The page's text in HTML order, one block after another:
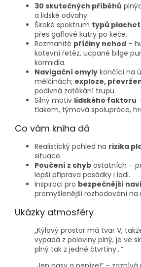
30 skutečných příběhů
a lidské odvahy.
Široké spektrum typů
přes gaflové kutry po keče.
Rozmanité příčiny nehod –
kotevní řetěz, ucpané bilge
kormidla.
Navigační omyly končící na
mělčinách; exploze,
podivná zatékání trupu.
Silný motiv lidského faktoru
tlakem, týmová spolupráce,
Co vám kniha dá
Realistický pohled na rizika
situace.
Poučení z chyb ostatních –
lepší příprava posádky i lodi.
Inspiraci pro bezpečnější
promyšlenější rozhodování na
Ukázky atmosféry
„Kýlový prostor má tvar V,
vypadá z poloviny plný, je ve
plný tak z jedné čtvrtiny…“